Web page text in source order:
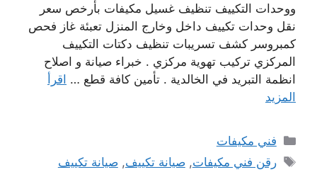
ووحدات التكييف تنظيف غسيل مكيفات بأرخص سعر
نقل وحدات تكييف داخل وخارج المنزل تعبئة غاز فحص
كمبروسر كشف تسريبات تنظيف دكتات التكييف
المركزي تركيب تهوية مركزي . خبراء صيانة و اصلاح
انظمة التبريد في الخالدية . تأمين كافة قطع … اقرأ
المزيد
التصنيفات
فني مكيفات
الوسوم
رقن فني مكيفات,صيانة تكييف,صيانة تكييف